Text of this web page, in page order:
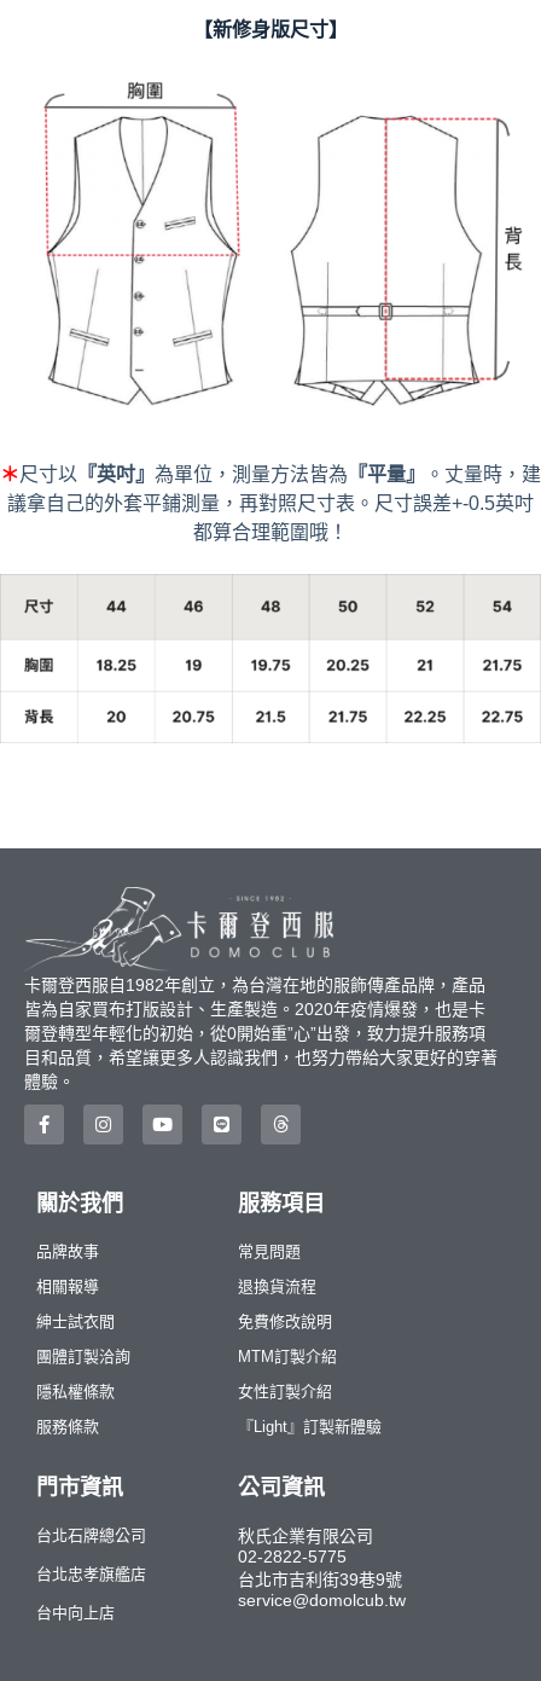
【新修身版尺寸】
＊尺寸以 『英吋』 為單位，測量方法皆為 『平量』
。丈量時，建
議拿自己的外套平鋪測量，再對照尺寸表。尺寸誤差+-0.5英吋
都算合理範圍哦！
卡爾登西服自1982年創立，為台灣在地的服飾傳產品牌，產品
皆為自家買布打版設計、生產製造。2020年疫情爆發，也是卡
爾登轉型年輕化的初始，從0開始重”心”出發，致力提升服務項
目和品質，希望讓更多人認識我們，也努力帶給大家更好的穿著
體驗。
關於我們
品牌故事
相關報導
紳士試衣間
團體訂製洽詢
隱私權條款
服務條款
服務項目
常見問題
退換貨流程
免費修改說明
MTM訂製介紹
女性訂製介紹
『Light』訂製新體驗
門市資訊
台北石牌總公司
台北忠孝旗艦店
台中向上店
公司資訊
秋氏企業有限公司
02-2822-5775
台北市吉利街39巷9號
service@domolcub.tw